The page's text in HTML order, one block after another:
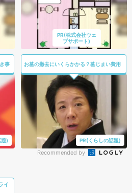
PR(株式会社ウェ
ブサポート)
事
題)
お墓の撤去にいくらかかる？墓じまい費用
PR(くらしの話題)
Recommended by
イ